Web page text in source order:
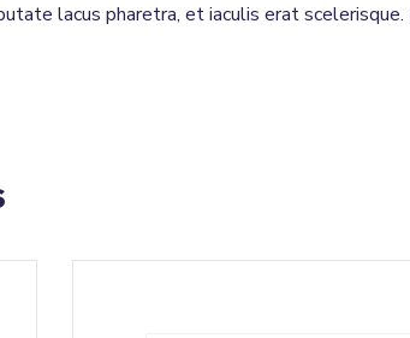
lacus pharetra, et iaculis erat scelerisque.